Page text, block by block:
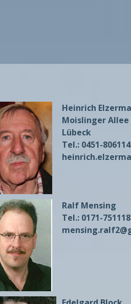
Heinrich
Moislinger Allee
Lübeck
Tel.: 0451-806114
Ralf Mensing
Tel.: 0171-